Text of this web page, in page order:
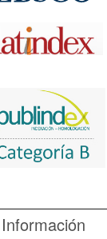
Información